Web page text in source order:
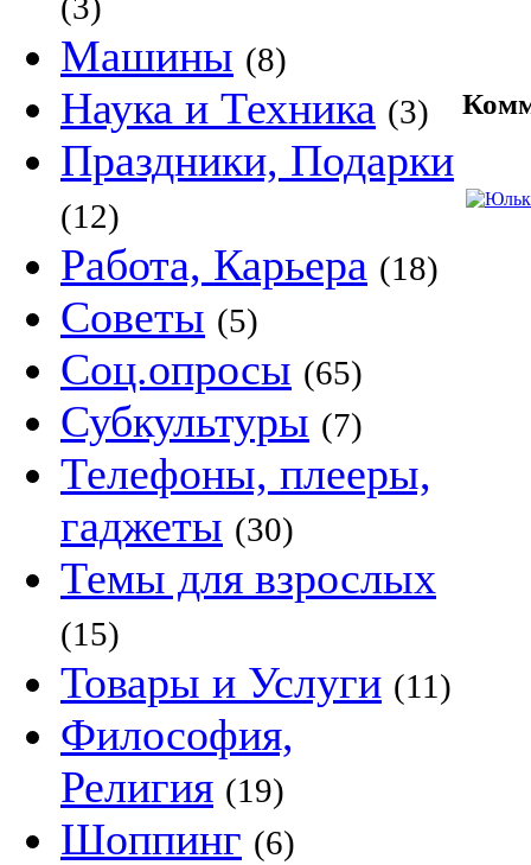
Машины (8)
Наука и Техника (3)
Праздники, Подарки
(12)
Работа, Карьера (18)
Советы (5)
Соц.опросы (65)
Субкультуры (7)
Телефоны, плееры,
гаджеты (30)
Темы для взрослых
(15)
Товары и Услуги (11)
Философия,
Религия (19)
Шоппинг (6)